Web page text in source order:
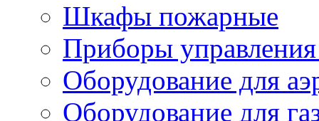
Шкафы пожарные
Приборы
Оборудование для
Оборудование для